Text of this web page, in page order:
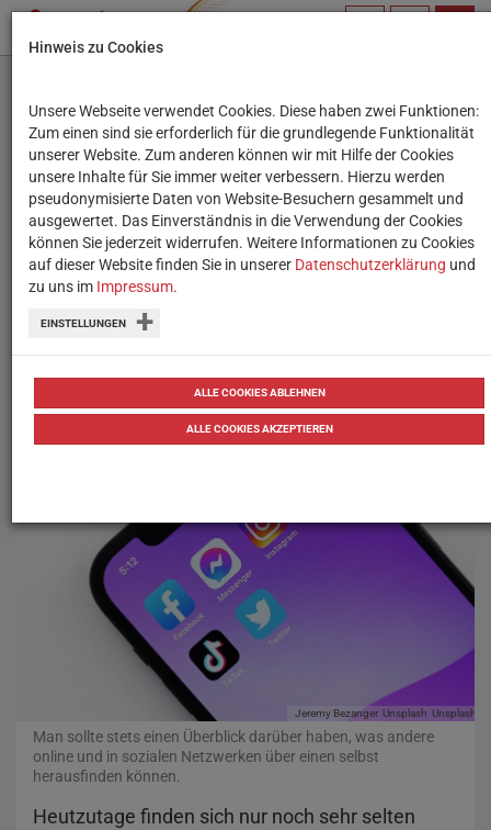
Ich im Netz: Mein Ruf im
Internet
Datenschutz, Selbstdarstellung und der
eigene Ruf im Netz: Infos und
Unterrichts-Tipps rund um den eigenen
Ruf im Internet.
Jeremy Bezanger Unsplash Unsplash-
Man sollte stets einen Überblick darüber haben, was andere
online und in sozialen Netzwerken über einen selbst
herausfinden können.
Heutzutage finden sich nur noch sehr selten
Hinweis zu Cookies
Unsere Webseite verwendet Cookies. Diese haben zwei Funktionen:
Zum einen sind sie erforderlich für die grundlegende Funktionalität
unserer Website. Zum anderen können wir mit Hilfe der Cookies
unsere Inhalte für Sie immer weiter verbessern. Hierzu werden
pseudonymisierte Daten von Website-Besuchern gesammelt und
ausgewertet. Das Einverständnis in die Verwendung der Cookies
können Sie jederzeit widerrufen. Weitere Informationen zu Cookies
auf dieser Website finden Sie in unserer Datenschutzerklärung und
zu uns im Impressum.
EINSTELLUNGEN
ALLE COOKIES ABLEHNEN
ALLE COOKIES AKZEPTIEREN